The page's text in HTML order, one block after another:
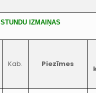
STUNDU IZMAIŅAS
Kab. Piezīmes